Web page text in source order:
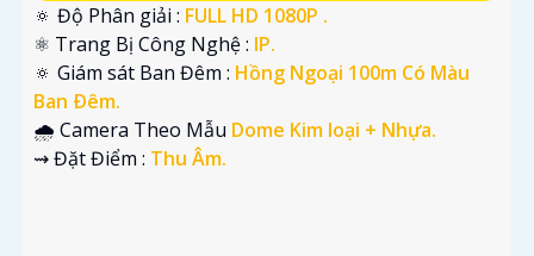
🔅 Độ Phân giải : FULL HD 1080P .
⚛️ Trang Bị Công Nghệ : IP.
🔅 Giám sát Ban Đêm : Hồng Ngoại 100m Có Màu
Ban Ðêm.
🌧️ Camera Theo Mẫu Dome Kim loại + Nhựa.
️⇝ Đặt Điểm : Thu Âm.